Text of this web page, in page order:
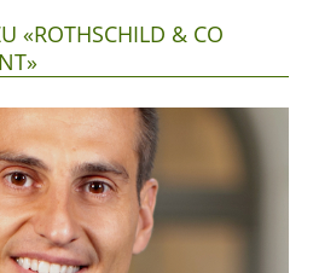
«ROTHSCHILD & CO